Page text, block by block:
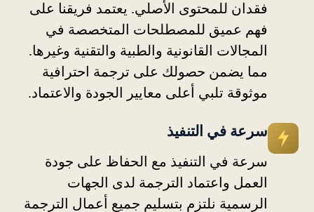
فقدان للمحتوى الأصلي. يعتمد فريقنا على
فهم عميق للمصطلحات المتخصصة في
المجالات القانونية والطبية والتقنية وغيرها.
مما يضمن حصولك على ترجمة احترافية
موثوقة تلبي أعلى معايير الجودة والاعتماد.
سرعة في التنفيذ
سرعة في التنفيذ مع الحفاظ على جودة
العمل واعتماد الترجمة لدى الجهات
الرسمية نلتزم بتسليم جميع أعمال الترجمة